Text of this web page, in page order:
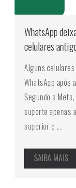
WhatsApp
celulares
Alguns
WhatsApp após
Segundo a
suporte apenas
superior e ...
SAIBA MAIS